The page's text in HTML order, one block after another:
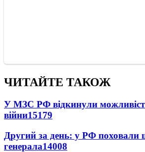
ЧИТАЙТЕ ТАКОЖ
У МЗС РФ відкинули
війни15179
Другий за день: у РФ поховали
генерала14008